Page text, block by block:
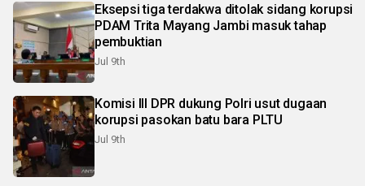
Eksepsi tiga terdakwa ditolak sidang korupsi
PDAM Trita Mayang Jambi masuk tahap
pembuktian
Jul 9th
Komisi III DPR dukung Polri usut dugaan
korupsi pasokan batu bara PLTU
Jul 9th